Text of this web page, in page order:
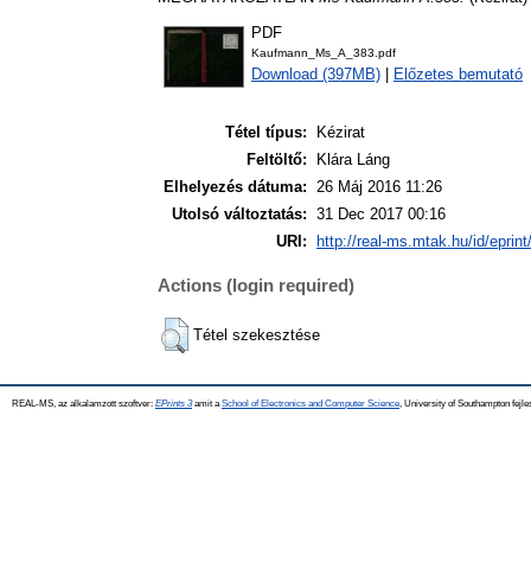
PDF
Kaufmann_Ms_A_383.pdf
Download (397MB) Előzetes bemutató
Tétel típus:
Kézirat
Feltöltő:
Klára Láng
Elhelyezés dátuma: 26 Máj 2016 11:26
Utolsó változtatás: 31 Dec 2017 00:16
URI:
http://real-ms.mtak.hu/id/
Actions (login required)
Tétel szekesztése
REAL-MS, az alkalamzott szoftver: EPrints 3amit a School of Electronics and Computer Science , University of Southampton